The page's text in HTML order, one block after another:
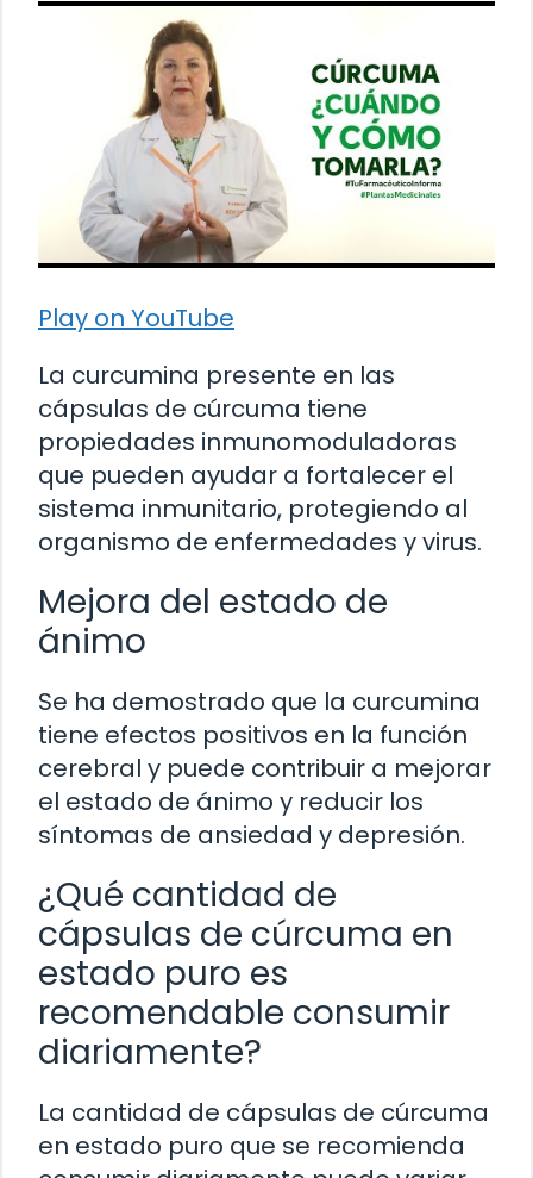
Play on YouTube
La curcumina presente en las
cápsulas de cúrcuma tiene
propiedades inmunomoduladoras
que pueden ayudar a fortalecer el
sistema inmunitario, protegiendo al
organismo de enfermedades y virus.
Mejora del estado de
ánimo
Se ha demostrado que la curcumina
tiene efectos positivos en la función
cerebral y puede contribuir a mejorar
el estado de ánimo y reducir los
síntomas de ansiedad y depresión.
¿Qué cantidad de
cápsulas de cúrcuma en
estado puro es
recomendable consumir
diariamente?
La cantidad de cápsulas de cúrcuma
en estado puro que se recomienda